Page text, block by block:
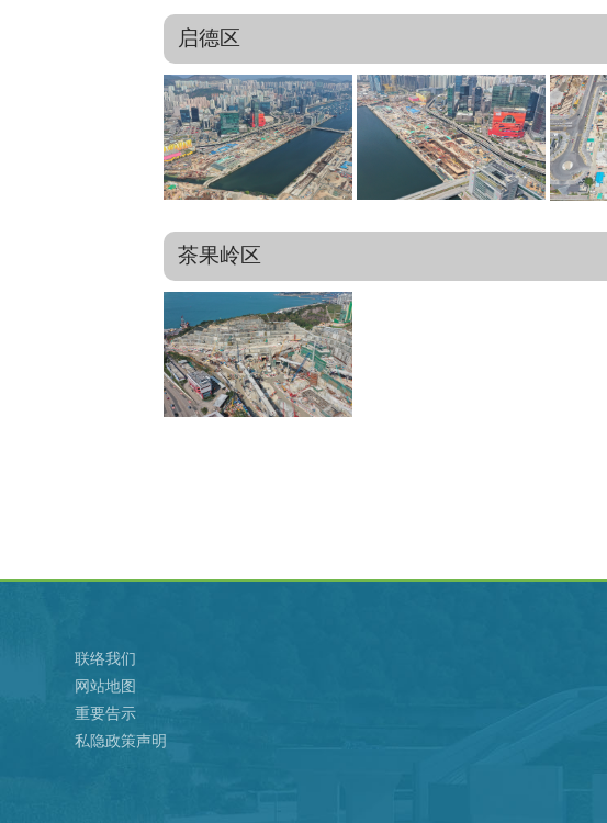
启德区
茶果岭区
联络我们
网站地图
重要告示
私隐政策声明